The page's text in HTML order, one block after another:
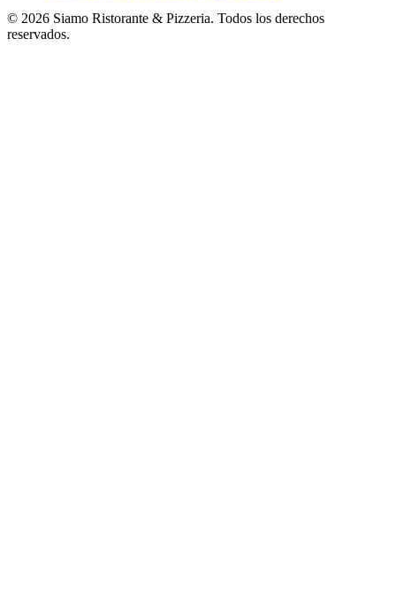
© 2026 Siamo Ristorante & Pizzeria. Todos los derechos
reservados.